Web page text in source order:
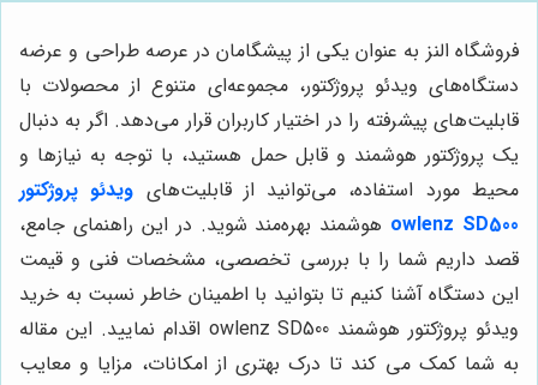
فروشگاه النز به عنوان یکی از پیشگامان در عرصه طراحی و عرضه
دستگاه‌های ویدئو پروژکتور، مجموعه‌ای متنوع از محصولات با
قابلیت‌های پیشرفته را در اختیار کاربران قرار می‌دهد. اگر به دنبال
یک پروژکتور هوشمند و قابل حمل هستید، با توجه به نیازها و
محیط مورد استفاده، می‌توانید از قابلیت‌های ویدئو پروژکتور
owlenz SD500 هوشمند بهره‌مند شوید. در این راهنمای جامع،
قصد داریم شما را با بررسی تخصصی، مشخصات فنی و قیمت
این دستگاه آشنا کنیم تا بتوانید با اطمینان خاطر نسبت به خرید
ویدئو پروژکتور هوشمند owlenz SD500 اقدام نمایید. این مقاله
به شما کمک می کند تا درک بهتری از امکانات، مزایا و معایب